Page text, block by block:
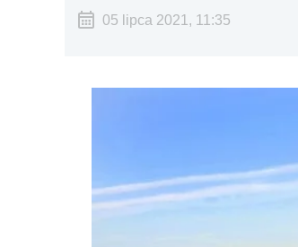
05 lipca 2021, 11:35